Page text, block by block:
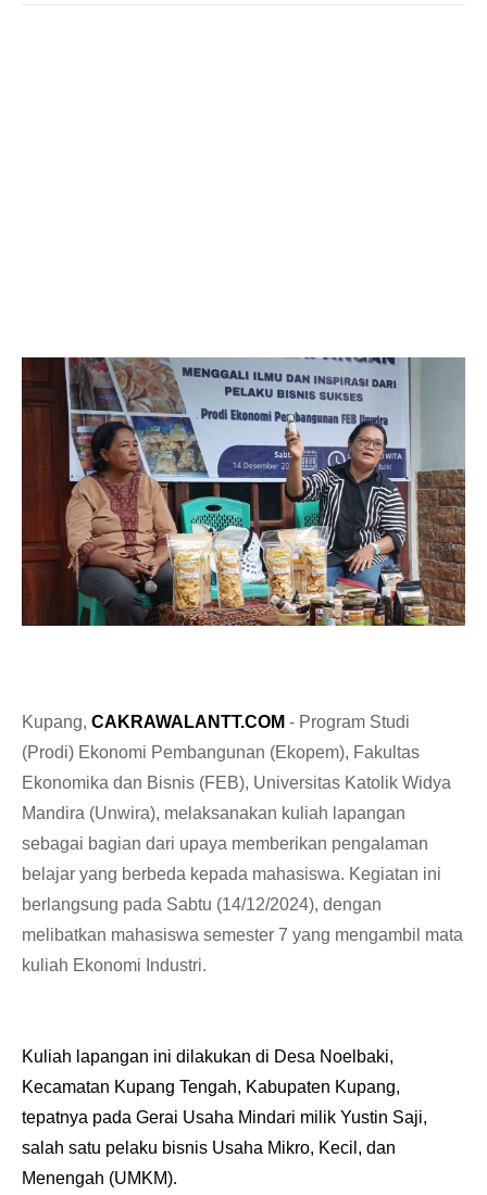
Kupang, CAKRAWALANTT.COM - Program Studi
(Prodi) Ekonomi Pembangunan (Ekopem), Fakultas
Ekonomika dan Bisnis (FEB), Universitas Katolik Widya
Mandira (Unwira), melaksanakan kuliah lapangan
sebagai bagian dari upaya memberikan pengalaman
belajar yang berbeda kepada mahasiswa. Kegiatan ini
berlangsung pada Sabtu (14/12/2024), dengan
melibatkan mahasiswa semester 7 yang mengambil mata
kuliah Ekonomi Industri.
Kuliah lapangan ini dilakukan di Desa Noelbaki,
Kecamatan Kupang Tengah, Kabupaten Kupang,
tepatnya pada Gerai Usaha Mindari milik Yustin Saji,
salah satu pelaku bisnis Usaha Mikro, Kecil, dan
Menengah (UMKM).